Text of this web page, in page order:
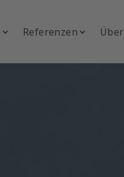
Referenzen